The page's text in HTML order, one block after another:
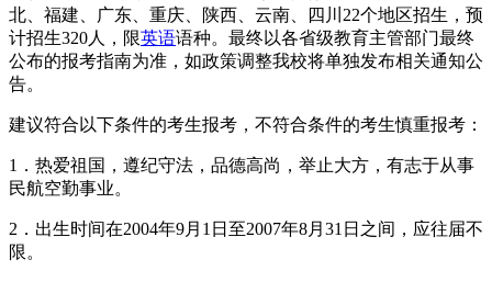
北、福建、广东、重庆、陕西、云南、四川22个地区招生，预
计招生320人，限英语语种。最终以各省级教育主管部门最终
公布的报考指南为准，如政策调整我校将单独发布相关通知公
告。
建议符合以下条件的考生报考，不符合条件的考生慎重报考：
1．热爱祖国，遵纪守法，品德高尚，举止大方，有志于从事
民航空勤事业。
2．出生时间在2004年9月1日至2007年8月31日之间，应往届不
限。